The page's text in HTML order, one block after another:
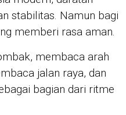
stabilitas. Namun bagi
memberi rasa aman.
membaca arah
jalan raya, dan
bagian dari ritme